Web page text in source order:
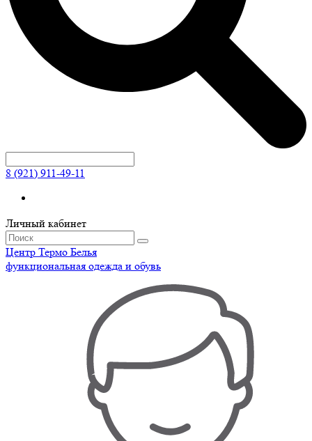
8 (921) 911-49-11
Личный кабинет
Центр Термо Белья
функциональная одежда и обувь